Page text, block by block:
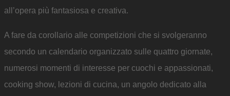
all’opera più fantasiosa e creativa.
A fare da corollario alle competizioni che si svolgeranno
secondo un calendario organizzato sulle quattro giornate,
numerosi momenti di interesse per cuochi e appassionati,
cooking show, lezioni di cucina, un angolo dedicato alla